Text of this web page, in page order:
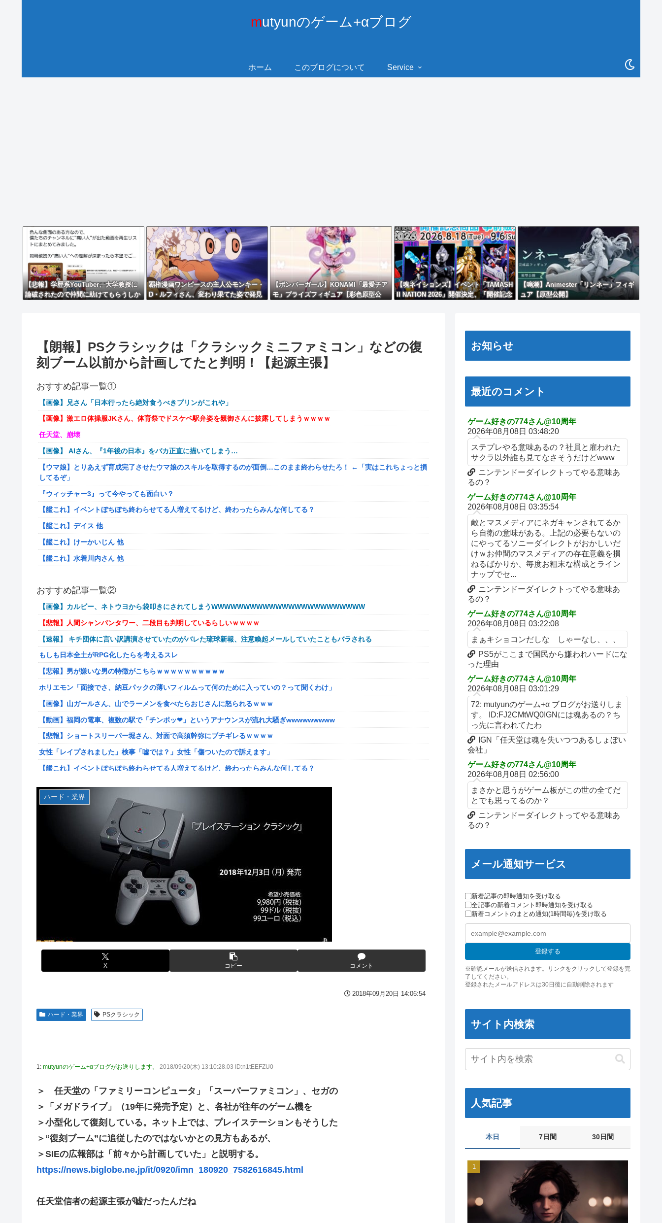
mutyunのゲーム+αブログ
ホーム このブログについて Service
【悲報】学歴系YouTuber、大学教授に
論破されたので仲間に助けてもらうしか
覇権漫画ワンピースの主人公モンキー・
D・ルフィさん、変わり果てた姿で発見
【ボンバーガール】KONAMI「最愛チア
モ」プライズフィギュア【彩色原型公
【魂ネイションズ】イベント「TAMASH
II NATION 2026」開催決定、「開催記念
【鳴潮】Animester「リンネー」フィギ
ュア【原型公開】
【朗報】PSクラシックは「クラシックミニファミコン」などの復
刻ブーム以前から計画してたと判明！【起源主張】
おすすめ記事一覧①
【画像】兄さん「日本行ったら絶対食うべきプリンがこれや」
【画像】激エロ体操服JKさん、体育祭でドスケベ駅弁姿を親御さんに披露してしまうｗｗｗｗ
任天堂、崩壊
【画像】 AIさん、『1年後の日本』をバカ正直に描いてしまう…
【ウマ娘】とりあえず育成完了させたウマ娘のスキルを取得するのが面倒…このまま終わらせたろ！ ←「実はこれちょっと損
してるぞ」
『ウィッチャー3』って今やっても面白い？
【艦これ】イベントぼちぼち終わらせてる人増えてるけど、終わったらみんな何してる？
【艦これ】デイス 他
【艦これ】けーかいじん 他
【艦これ】水着川内さん 他
女「43億円注文して………キャンセルっと！」←こいつの目的
【驚愕】マチアプで会った外国人からまさかの『こう』言われたんやがこれワイ詰みか？？？？？？？
【動画】手術中に熊本地震直撃やばすぎる
避難所にベッドがない！と文句たらたらだった左派、実際に避難所にベッドが搬入されてしまった結果……
『ドラクエの面白さのピークははがねのつるぎ買った時』←これ
【韓日共同調査】「日本に良い印象」の韓国人54.3％ 13年以降で最高に 日本人の韓国好感度は35.3％
【スト6】竹内ジョン選手「どう考えても調整の時期がおかしい。大会の真っただ中にコンセプトが変わるほどの調整、大会
が終わった後は微調整。趣旨が一貫してない」
【画像】台湾とフランス、地震発生から6時間以内に設置した「避難所」がこちらｗｗｗｗ
【悲報】息子がみいちゃんのママ、限界を迎える「もう無理。普通の家庭を築きたい。普通の子育てをしたい。」
【悲報】エアコン業者、正論「エアコンスプレーなんて使わない方がいい」ﾄﾞﾝｯ！
【胸糞】Zクソガキ、おばあちゃんをいじめて炎上するｗｗｗｗ
やる夫「催眠アプリを手に入れたんだけど……これ必要だった？」 第29話
【動画】手術中に熊本地震直撃やばすぎる
江別大学生暴行ﾀﾋ″主犯格″の川口侑斗被告に「無期懲役」の判決→当時17歳少年に「懲役30年」の判決
ジャンポケ斎藤と代理人のやりとり、「地獄すぎて完全にコントになってる……」と衝撃を受ける人が続出中
シャウエッセン公式、またこういうのでいい丼をポスト
もしも日本全土がRPG化したらを考えるスレ
【艦これ】E3-4のラスダンは航空優勢は取るの？取らないの？
【悲報】元ジャンポケ斉藤の被害女性「事件で知名度を上げてバウムクーヘン売ったりTikTokライブしてて悔しさと怒りを感
【ウマ娘】海外トレによるライトハローさんとの最高の夜
【画像】70年代の漫画、あまりにも時代を先取りしすぎていたｗｗｗｗ
【朗報】ワンピースのミホークとビスタさん、遥かにミホークの方が格上だったｗｗｗ
【動画】地震発生時の熊本総合病院の手術室の様子が(((ﾟДﾟ)))
迎えて婚約者呆然←家族の絆が深すぎて修羅場にならんかった
高配当をうたった「みんなで大家さん」→実態は2881億円の債務超過
【動画】高速道路を走行中の車からリアガラスが飛んでくる事故(ﾟoﾟ)
「ドラゴンボール」新作TVアニメが7月から放送されるぞ！
【デレマス】 810プロエアコン騒動【ぷちかれシリーズ】
【〈物語〉シリーズ】 セガ「忍野忍」「斧乃木余接」プライズフィギュア【彩色原型公開】
その後」
おすすめ記事一覧②
【画像】カルビー、ネトウヨから袋叩きにされてしまうWWWWWWWWWWWWWWWWWWWWWWWW
【悲報】人間シャンパンタワー、二段目も判明しているらしいｗｗｗｗ
【速報】 キチ団体に言い訳講演させていたのがバレた琉球新報、注意喚起メールしていたこともバラされる
もしも日本全土がRPG化したらを考えるスレ
【悲報】男が嫌いな男の特徴がこちらｗｗｗｗｗｗｗｗｗｗ
ホリエモン「面接でさ、納豆パックの薄いフィルムって何のために入っていの？って聞くわけ」
【画像】山ガールさん、山でラーメンを食べたらおじさんに怒られるｗｗｗ
【動画】福岡の電車、複数の駅で「チンポッ❤」というアナウンスが流れ大騒ぎwwwwwwwww
【悲報】ショートスリーパー堀さん、対面で高須幹弥にブチギレるｗｗｗｗ
女性「レイプされました」検事「嘘では？」女性「傷ついたので訴えます」
【艦これ】イベントぼちぼち終わらせてる人増えてるけど、終わったらみんな何してる？
【艦これ】けーかいじん 他
日本代表DF冨安健洋の英プレミア・クリスタルパレス加入が正式決定 鎌田大地とチームメイトに
日向坂OGの最新ランジェリー、もうエグいだろ・・・(画像どーん)
【画像】山ガールさん、山でラーメンを食べたらおじさんに怒られるｗｗｗ
富士登山ツアー中に64歳男性死亡 8合目付近で意識失う
【GIF動画】宮城の可愛すぎるチアさん、甲子園で発見される
秋田県職員さん、会見をバスローブ＆喫煙スタイルで対応してしまい大炎上ｗ
【衝撃】ジャンポケ斉藤の被害女性「バウムクーヘン売ったりTikTokライブしててムカついたから示談しなかった」←コレっ
海外「全部日本の真似だったのか…」 日本の普通のテレビ番組が最新SNSの数十年先を行っていたと話題に
【悲報】ロシア、じわじわと逝き始める
【動画】ロシア軍のドローンをネット発射装置で撃墜するウクライナ。
ハード・業界
X コピー コメント
2018年09月20日 14:06:54
ハード・業界 PSクラシック
1: mutyunのゲーム+αブログがお送りします。 2018/09/20(木) 13:10:28.03 ID:n1tEEFZU0
＞ 任天堂の「ファミリーコンピュータ」「スーパーファミコン」、セガの
＞「メガドライブ」（19年に発売予定）と、各社が往年のゲーム機を
＞小型化して復刻している。ネット上では、プレイステーションもそうした
＞“復刻ブーム”に追従したのではないかとの見方もあるが、
＞SIEの広報部は「前々から計画していた」と説明する。
https://news.biglobe.ne.jp/it/0920/imn_180920_7582616845.html
任天堂信者の起源主張が嘘だったんだね
お知らせ
最近のコメント
ゲーム好きの774さん@10周年
2026年08月08日 03:48:20
ステプレやる意味あるの？社員と雇われた
サクラ以外誰も見てなさそうだけどwww
ニンテンドーダイレクトってやる意味あ
るの？
ゲーム好きの774さん@10周年
2026年08月08日 03:35:54
敵とマスメディアにネガキャンされてるか
ら自衛の意味がある。上記の必要もないの
にやってるソニーダイレクトがおかしいだ
けｗお仲間のマスメディアの存在意義を損
ねるばかりか、毎度お粗末な構成とライン
ナップでセ...
ニンテンドーダイレクトってやる意味あ
るの？
ゲーム好きの774さん@10周年
2026年08月08日 03:22:08
まぁキショコンだしな しゃーなし、、、
PS5がここまで国民から嫌われハードにな
った理由
ゲーム好きの774さん@10周年
2026年08月08日 03:01:29
72: mutyunのゲーム+α ブログがお送りしま
す。 ID:FJ2CMtWQ0IGNには魂あるの？ち
っ先に言われてたわ
IGN「任天堂は魂を失いつつあるしょぼい
会社」
ゲーム好きの774さん@10周年
2026年08月08日 02:56:00
まさかと思うがゲーム板がこの世の全てだ
とでも思ってるのか？
ニンテンドーダイレクトってやる意味あ
るの？
メール通知サービス
新着記事の即時通知を受け取る
全記事の新着コメント即時通知を受け取る
新着コメントのまとめ通知(1時間毎)を受け取る
登録する
※確認メールが送信されます。リンクをクリックして登録を完
了してください。
登録されたメールアドレスは30日後に自動削除されます
サイト内検索
人気記事
本日 7日間 30日間